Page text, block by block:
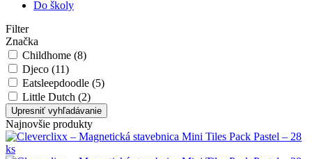
Do školy
Filter
Značka
Childhome (8)
Djeco (11)
Eatsleepdoodle (5)
Little Dutch (2)
Upresniť vyhľadávanie
Najnovšie produkty